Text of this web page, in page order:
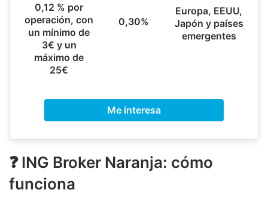
0,12 % por
operación, con
un mínimo de
3€ y un
máximo de
25€
0,30%
Europa, EEUU,
Japón y países
emergentes
Me interesa
❓ ING Broker Naranja: cómo
funciona